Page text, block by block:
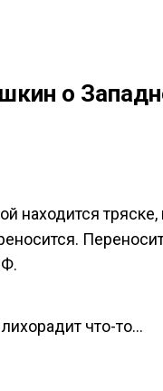
о
находится
что-то…